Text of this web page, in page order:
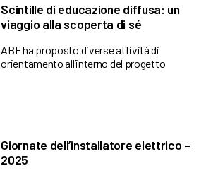
Scintille di educazione diffusa: un
viaggio alla scoperta di sé
ABF ha proposto diverse attività di
orientamento all’interno del progetto
Giornate dell’installatore elettrico –
2025